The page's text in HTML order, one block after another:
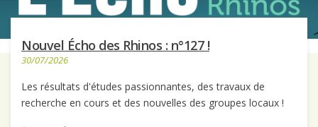
Nouvel Écho des Rhinos : n°127 !
30/07/2026
Les résultats d'études passionnantes, des travaux de
recherche en cours et des nouvelles des groupes locaux !